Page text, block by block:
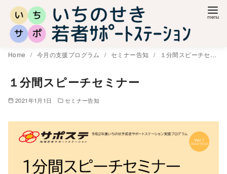
Home 今月の支援プログラム セミナー告知 １分間スピーチセミナー
１分間スピーチセミナー
2021年1月1日 セミナー告知